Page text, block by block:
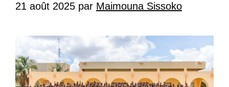
21 août 2025 par Maimouna Sissoko